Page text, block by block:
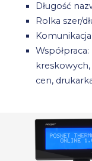
Długość
Rolka szer/
cen,